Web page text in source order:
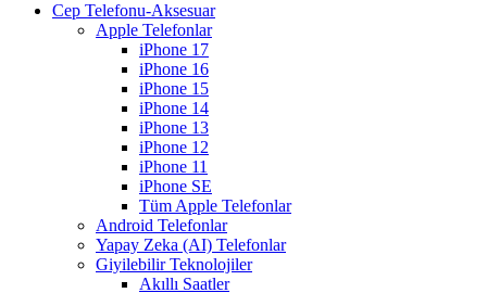
Cep Telefonu-Aksesuar
Apple Telefonlar
iPhone 17
iPhone 16
iPhone 15
iPhone 14
iPhone 13
iPhone 12
iPhone 11
iPhone SE
Tüm Apple Telefonlar
Android Telefonlar
Yapay Zeka (AI) Telefonlar
Giyilebilir Teknolojiler
Akıllı Saatler